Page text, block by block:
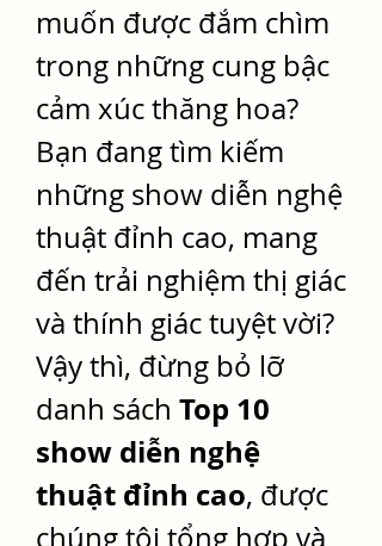
muốn được đắm chìm
trong những cung bậc
cảm xúc thăng hoa?
Bạn đang tìm kiếm
những show diễn nghệ
thuật đỉnh cao, mang
đến trải nghiệm thị giác
và thính giác tuyệt vời?
Vậy thì, đừng bỏ lỡ
danh sách Top 10
show diễn nghệ
thuật đỉnh cao, được
chúng tôi tổng hợp và